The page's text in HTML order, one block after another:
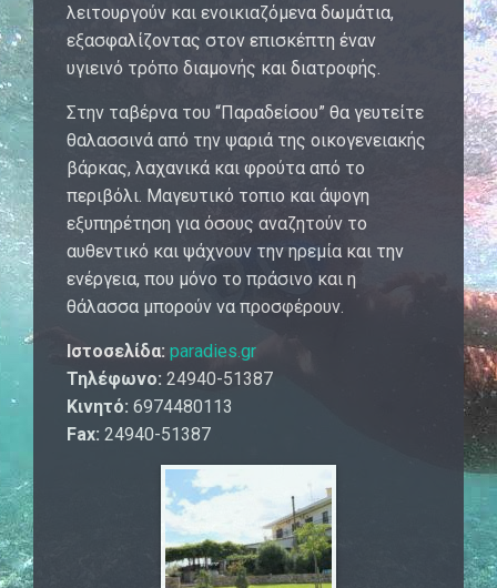
λειτουργούν και ενοικιαζόμενα δωμάτια,
εξασφαλίζοντας στον επισκέπτη έναν
υγιεινό τρόπο διαμονής και διατροφής.
Στην ταβέρνα του “Παραδείσου” θα γευτείτε
θαλασσινά από την ψαριά της οικογενειακής
βάρκας, λαχανικά και φρούτα από το
περιβόλι. Μαγευτικό τοπιο και άψογη
εξυπηρέτηση για όσους αναζητούν το
αυθεντικό και ψάχνουν την ηρεμία και την
ενέργεια, που μόνο το πράσινο και η
θάλασσα μπορούν να προσφέρουν.
Ιστοσελίδα: paradies.gr
Τηλέφωνο: 24940-51387
Κινητό: 6974480113
Fax: 24940-51387